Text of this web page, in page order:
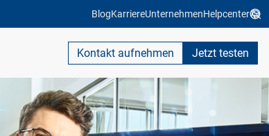
BlogKarriereUnternehmenHelpcenter
Kontakt aufnehmen Jetzt testen